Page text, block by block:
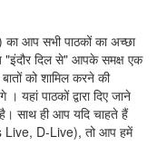
आप सभी पाठकों का अच्छा
"इंदौर दिल से" आपके समक्ष एक
को शामिल करने की
पाठकों द्वारा दिए जाने
साथ ही आप यदि चाहते हैं
Live, D-Live), तो आप हमें